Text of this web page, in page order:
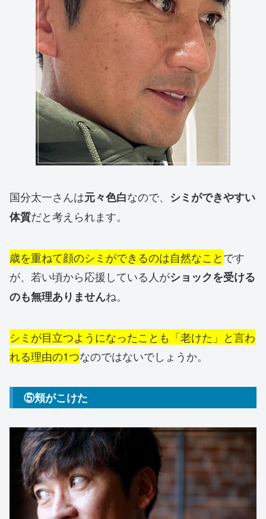
国分太一さんは元々色白なので、 シミができやすい
体質だと考えられます。
歳を重ねて顔のシミができるのは自然なことです
が、若い頃から応援している人がショックを受ける
のも無理ありませんね。
シミが目立つようになったことも「老けた」と言わ
れる理由の1つなのではないでしょうか。
⑤頬がこけた